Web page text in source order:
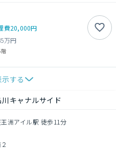
費20,000円
万円
階
する
キャナルサイド
洲アイル駅 徒歩11分